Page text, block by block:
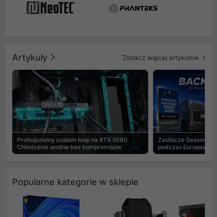
Artykuły Zobacz więcej artykułów
Profesjonalny custom loop na RTX 5090.
Chłodzenie wodne bez kompromisów
Zasilacze Seasonic
podczas European
Popularne kategorie w sklepie